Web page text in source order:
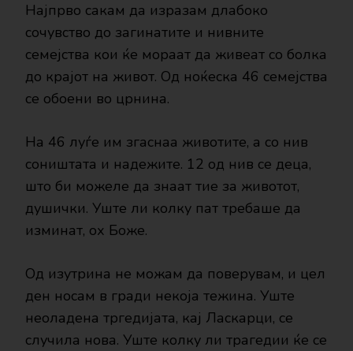
ШТО
СИ
НОВО
ИСКУСТВО
ЗГАСНУВА
МИГ…
Најпрво сакам да изразам длабоко
сочувство до загинатите и нивните
семејства кои ќе мораат да живеат со болка
до крајот на живот. Од ноќеска 46 семејства
се обоени во црнина.
На 46 луѓе им згаснаа животите, а со нив
соништата и надежите. 12 од нив се деца,
што би можеле да знаат тие за животот,
душички. Уште ли колку пат требаше да
изминат, ох Боже.
Од изутрина не можам да поверувам, и цел
ден носам в гради некоја тежина. Уште
неоладена тргедијата, кај Ласкарци, се
случила нова. Уште колку ли трагедии ќе се